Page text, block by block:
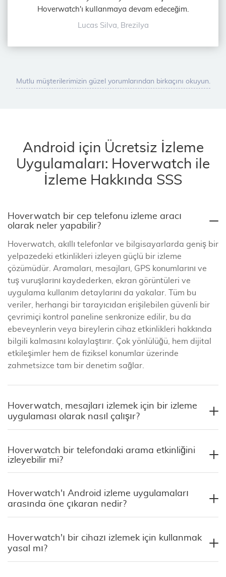
Hoverwatch'ı kullanmaya devam edeceğim.
Lucas Silva, Brezilya
Mutlu müşterilerimizin güzel yorumlarından birkaçını okuyun.
Android için Ücretsiz İzleme
Uygulamaları: Hoverwatch ile
İzleme Hakkında SSS
Hoverwatch bir cep telefonu izleme aracı
olarak neler yapabilir?
Hoverwatch, akıllı telefonlar ve bilgisayarlarda geniş bir
yelpazedeki etkinlikleri izleyen güçlü bir izleme
çözümüdür. Aramaları, mesajları, GPS konumlarını ve
tuş vuruşlarını kaydederken, ekran görüntüleri ve
uygulama kullanım detaylarını da yakalar. Tüm bu
veriler, herhangi bir tarayıcıdan erişilebilen güvenli bir
çevrimiçi kontrol paneline senkronize edilir, bu da
ebeveynlerin veya bireylerin cihaz etkinlikleri hakkında
bilgili kalmasını kolaylaştırır. Çok yönlülüğü, hem dijital
etkileşimler hem de fiziksel konumlar üzerinde
zahmetsizce tam bir denetim sağlar.
Hoverwatch, mesajları izlemek için bir izleme
uygulaması olarak nasıl çalışır?
Hoverwatch bir telefondaki arama etkinliğini
izleyebilir mi?
Hoverwatch'ı Android izleme uygulamaları
arasında öne çıkaran nedir?
Hoverwatch'ı bir cihazı izlemek için kullanmak
yasal mı?